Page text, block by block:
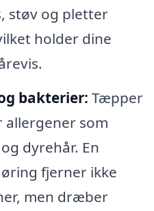
støv og pletter
holder dine
bakterier: Tæpper
som
dyrehår. En
fjerner ikke
men dræber